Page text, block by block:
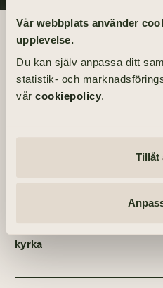
Vår webbplats använder
upplevelse.
Du kan själv anpassa ditt
statistik- och
vår cookiepolicy.
Tillåt
Begravningsdagen
BEGRAVNING
Onsdag 5 maj 2021
kyrka